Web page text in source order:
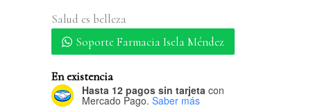
Salud es belleza
Soporte Farmacia Isela Méndez
En existencia
Hasta 12 pagos sin tarjeta con
Mercado Pago. Saber más